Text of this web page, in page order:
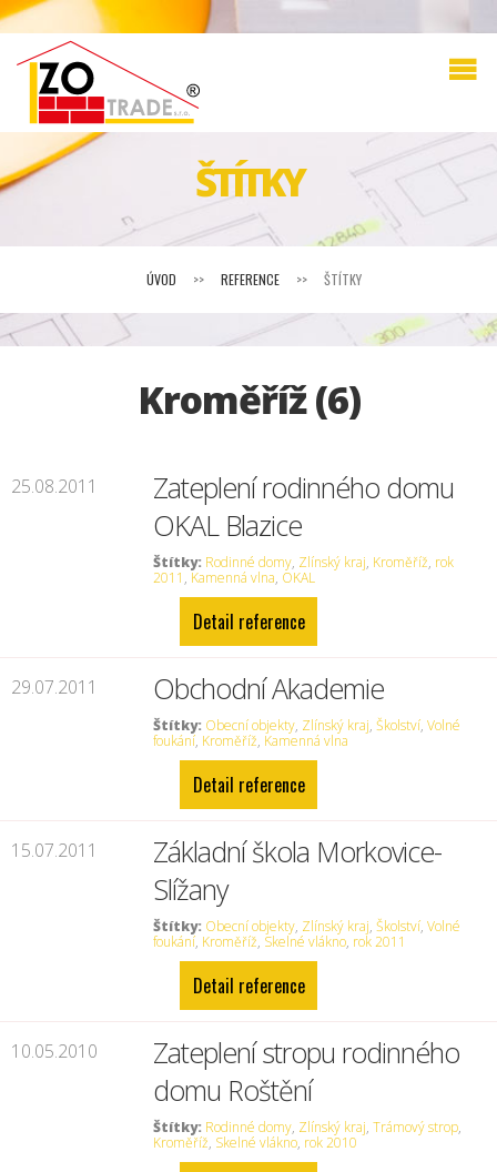
ŠTÍTKY
ÚVOD >> REFERENCE >> ŠTÍTKY
Kroměříž (6)
25.08.2011
Zateplení rodinného domu
OKAL Blazice
Štítky: Rodinné domy, Zlínský kraj, Kroměříž, rok
2011 , Kamenná vlna, OKAL
Detail reference
29.07.2011 Obchodní Akademie
Štítky: Obecní objekty, Zlínský kraj,Školství,Volné
foukání, Kroměříž, Kamenná vlna
Detail reference
15.07.2011
Základní škola Morkovice-
Slížany
Štítky: Obecní objekty, Zlínský kraj,Školství,Volné
foukání, Kroměříž, Skelné vlákno, rok 2011
Detail reference
10.05.2010
Zateplení stropu rodinného
domu Roštění
Štítky: Rodinné domy, Zlínský kraj,Trámový strop,
Kroměříž, Skelné vlákno, rok 2010